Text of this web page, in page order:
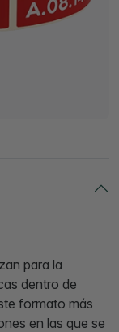
para la
dentro de
formato más
en las que se